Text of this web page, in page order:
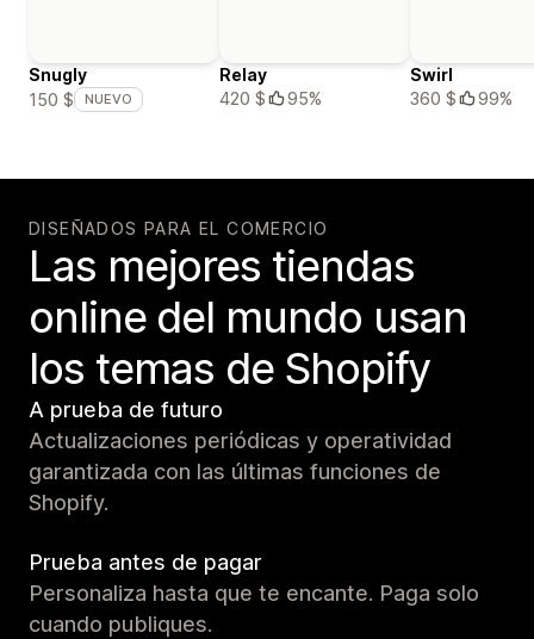
Snugly
150 $
NUEVO
Relay
420 $
95%
Swirl
360 $
99%
DISEÑADOS PARA EL COMERCIO
Las mejores tiendas
online del mundo usan
los temas de Shopify
A prueba de futuro
Actualizaciones periódicas y operatividad
garantizada con las últimas funciones de
Shopify.
Prueba antes de pagar
Personaliza hasta que te encante. Paga solo
cuando publiques.